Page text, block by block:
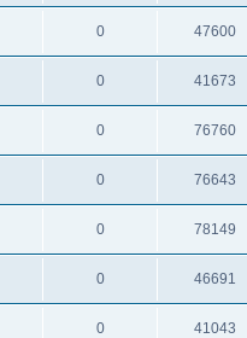
0 47600
0 41673
0 76760
0 76643
0 78149
0 46691
0 41043